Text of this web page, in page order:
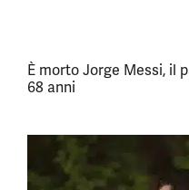
È morto Jorge Messi, il
68 anni